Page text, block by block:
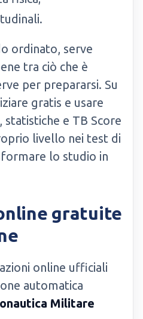
ordinato, serve
tra ciò che è
per prepararsi. Su
gratis e usare
statistiche e TB Score
livello nei test di
lo studio in
gratuite
online ufficiali
automatica
Militare